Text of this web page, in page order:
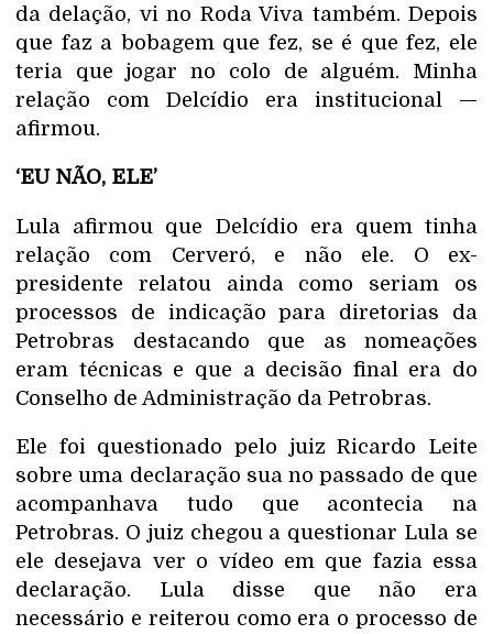
da delação, vi no Roda Viva também. Depois
que faz a bobagem que fez, se é que fez, ele
teria que jogar no colo de alguém. Minha
relação com Delcídio era institucional —
afirmou.
‘EU NÃO, ELE’
Lula afirmou que Delcídio era quem tinha
relação com Cerveró, e não ele. O ex-
presidente relatou ainda como seriam os
processos de indicação para diretorias da
Petrobras destacando que as nomeações
eram técnicas e que a decisão final era do
Conselho de Administração da Petrobras.
Ele foi questionado pelo juiz Ricardo Leite
sobre uma declaração sua no passado de que
acompanhava tudo que acontecia na
Petrobras. O juiz chegou a questionar Lula se
ele desejava ver o vídeo em que fazia essa
declaração. Lula disse que não era
necessário e reiterou como era o processo de